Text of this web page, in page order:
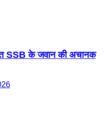
SSB के जवान की अचानक